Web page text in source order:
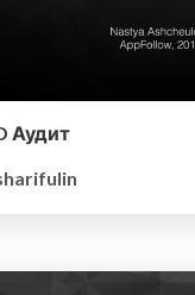
Аудит